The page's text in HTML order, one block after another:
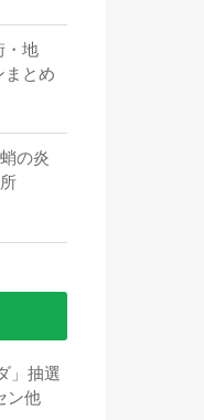
・地
まとめ
の炎
」抽選
ン他